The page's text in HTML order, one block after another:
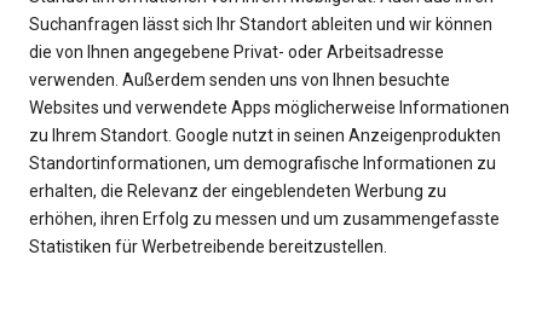
Suchanfragen lässt sich Ihr Standort ableiten und wir können
die von Ihnen angegebene Privat- oder Arbeitsadresse
verwenden. Außerdem senden uns von Ihnen besuchte
Websites und verwendete Apps möglicherweise Informationen
zu Ihrem Standort. Google nutzt in seinen Anzeigenprodukten
Standortinformationen, um demografische Informationen zu
erhalten, die Relevanz der eingeblendeten Werbung zu
erhöhen, ihren Erfolg zu messen und um zusammengefasste
Statistiken für Werbetreibende bereitzustellen.